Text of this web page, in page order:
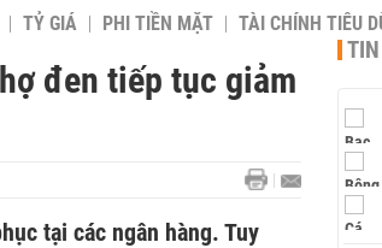
TỶ GIÁ PHI TIỀN MẶT TÀI CHÍNH TIÊU
đen tiếp tục giảm
tại các ngân hàng. Tuy